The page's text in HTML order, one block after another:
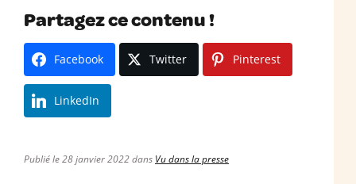
Partagez ce contenu !
Facebook Twitter Pinterest
LinkedIn
Publié le 28 janvier 2022 dans Vu dans la presse